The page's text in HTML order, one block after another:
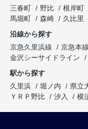
三春町
野比 根岸町
馬堀町
森崎 久比里
沿線から探す
京急久里浜線
京急本線
金沢シーサイドライン
駅から探す
久里浜
堀ノ内 県立
ＹＲＰ野比
汐入 横